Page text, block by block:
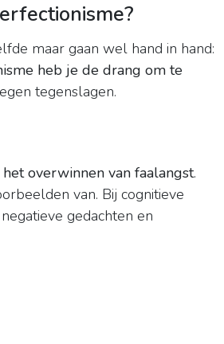
maar gaan wel hand in hand:
heb je de drang om te
tegenslagen.
overwinnen van faalangst.
van. Bij cognitieve
gedachten en